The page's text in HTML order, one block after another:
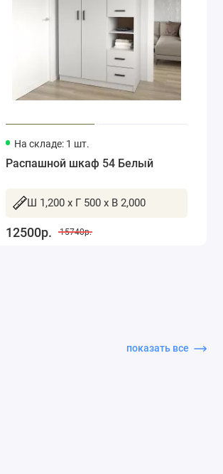
На складе: 1 шт.
Распашной шкаф 54 Белый
Ш 1,200 x Г 500 x В 2,000
12500р. 15740р.
показать все